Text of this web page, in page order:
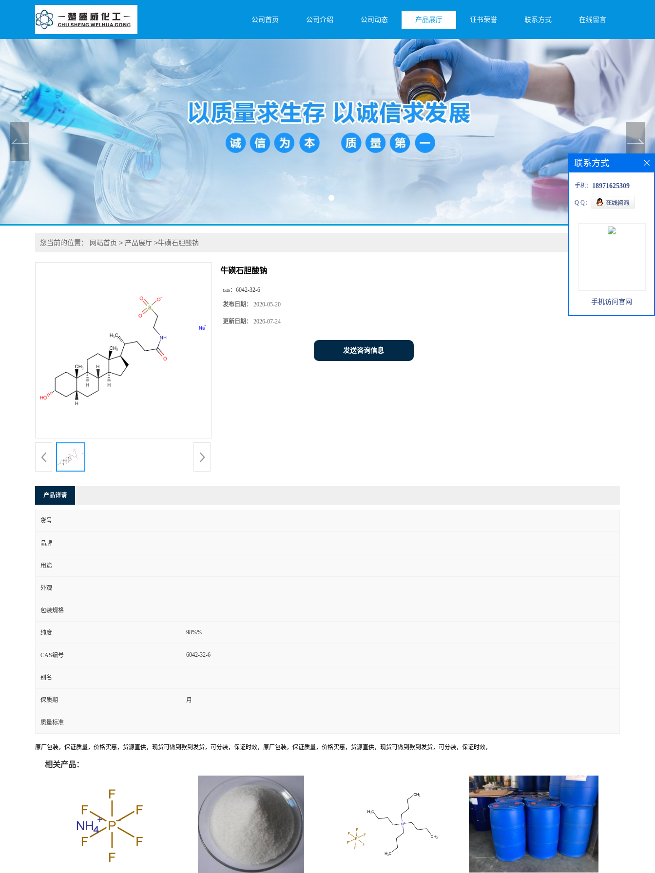
公司首页 公司介绍 公司动态 产品展厅 证书荣誉 联系方式 在线留言
您当前的位置： 网站首页 > 产品展厅 >牛磺石胆酸钠
牛磺石胆酸钠
cas： 6042-32-6
发布日期： 2020-05-20
更新日期： 2026-07-24
发送咨询信息
产品详请
货号
品牌
用途
外观
包装规格
纯度 98%%
CAS编号 6042-32-6
别名
保质期 月
质量标准
原厂包装，保证质量，价格实惠，货源直供，现货可做到款到发货，可分装，保证时效，原厂包装，保证质量，价格实惠，货源直供，现货可做到款到发货，可分装，保证时效，
相关产品：
联系方式
手机： 18971625309
Q Q：
手机访问官网